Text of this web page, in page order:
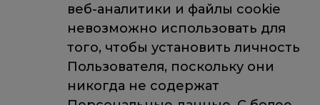
веб-аналитики и файлы cookie
невозможно использовать для
того, чтобы установить личность
Пользователя, поскольку они
никогда не содержат